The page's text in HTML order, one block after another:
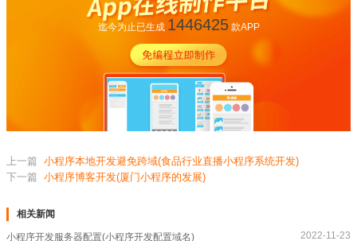
迄今为止已生成 1446425款APP
上一篇 小程序本地开发避免跨域(食品行业直播小程序系统开发)
下一篇 小程序博客开发(厦门小程序的发展)
相关新闻
小程序开发服务器配置(小程序开发配置域名) 2022-11-23